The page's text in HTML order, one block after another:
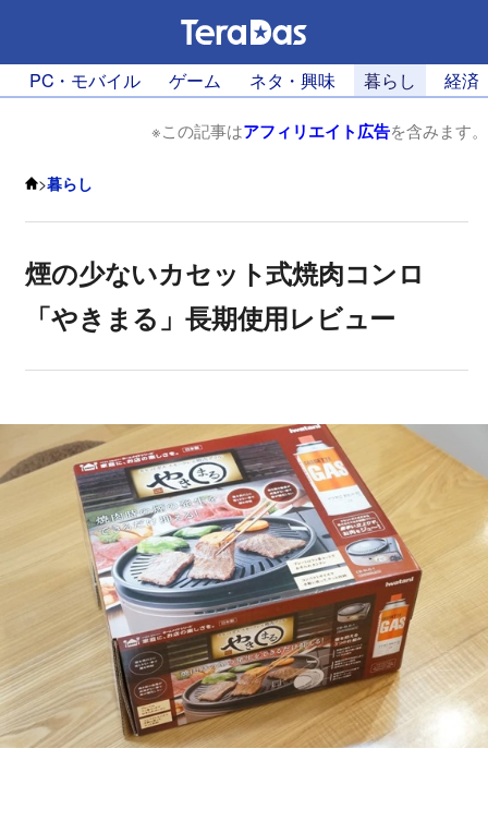
PC・モバイル ゲーム ネタ・興味 暮らし 経済
※この記事はアフィリエイト広告を含みます。
>暮らし
煙の少ないカセット式焼肉コンロ
「やきまる」長期使用レビュー